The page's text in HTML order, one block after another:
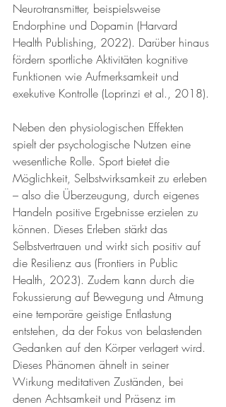
Neurotransmitter, beispielsweise
Endorphine und Dopamin (Harvard
Health Publishing, 2022). Darüber hinaus
fördern sportliche Aktivitäten kognitive
Funktionen wie Aufmerksamkeit und
exekutive Kontrolle (Loprinzi et al., 2018).
Neben den physiologischen Effekten
spielt der psychologische Nutzen eine
wesentliche Rolle. Sport bietet die
Möglichkeit, Selbstwirksamkeit zu erleben
– also die Überzeugung, durch eigenes
Handeln positive Ergebnisse erzielen zu
können. Dieses Erleben stärkt das
Selbstvertrauen und wirkt sich positiv auf
die Resilienz aus (Frontiers in Public
Health, 2023). Zudem kann durch die
Fokussierung auf Bewegung und Atmung
eine temporäre geistige Entlastung
entstehen, da der Fokus von belastenden
Gedanken auf den Körper verlagert wird.
Dieses Phänomen ähnelt in seiner
Wirkung meditativen Zuständen, bei
denen Achtsamkeit und Präsenz im